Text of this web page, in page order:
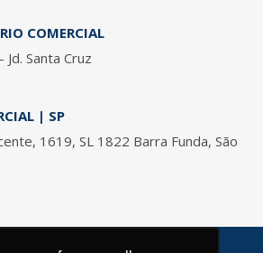
COMERCIAL
Jd. Santa Cruz
| SP
1619, SL 1822 Barra Funda, São